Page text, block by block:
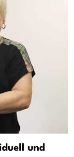
und